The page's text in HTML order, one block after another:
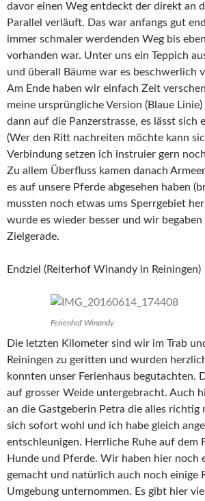
davor einen Weg entdeckt der direkt an
Parallel verläuft. Das war anfangs gut
immer schmaler werdenden Weg bis
vorhanden war. Unter uns ein Teppich
und überall Bäume war es beschwerlich
Am Ende haben wir einfach Zeit
meine ursprüngliche Version (Blaue
dann auf die Panzerstrasse, es lässt sich
(Wer den Ritt nachreiten möchte kann
Verbindung setzen ich instruier gern
Zu allem Überfluss kamen danach
es auf unsere Pferde abgesehen haben
mussten noch etwas ums Sperrgebiet
wurde es wieder besser und wir begaben
Zielgerade.
Endziel (Reiterhof Winandy in Reiningen)
Ferienhof Winandy
Die letzten Kilometer sind wir im Trab
Reiningen zu geritten und wurden
konnten unser Ferienhaus begutachten.
auf grosser Weide untergebracht. Auch
an die Gastgeberin Petra die alles
sich sofort wohl und ich habe gleich
entschleunigen. Herrliche Ruhe auf dem
Hunde und Pferde. Wir haben hier noch
gemacht und natürlich auch noch einige
Umgebung unternommen. Es gibt hier